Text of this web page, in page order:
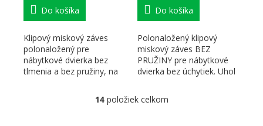
Do košíka
Klipový miskový záves
polonaložený pre
nábytkové dvierka bez
tlmenia a bez pružiny, na
Do košíka
Polonaložený klipový
miskový záves BEZ
PRUŽINY pre nábytkové
dvierka bez úchytiek. Uhol
klipovou...
Ovládacie prvky výpisu
14položiek celkom